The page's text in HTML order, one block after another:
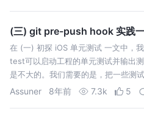
(三) git pre-push hook 实践
在 (一) 初探 iOS 单元测试 一文中，
test可以启动工程的单元测试并输出
是不大的。我们需要的是，把一些测
代码提交、合并及打包等行为实际发
Assuner 8年前 7.3k 5